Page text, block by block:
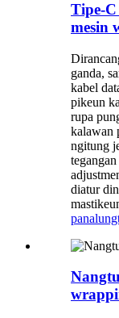
Tipe-
mesin
ganda,
kabel
pikeun
rupa
kalawan
ngitung
diatur